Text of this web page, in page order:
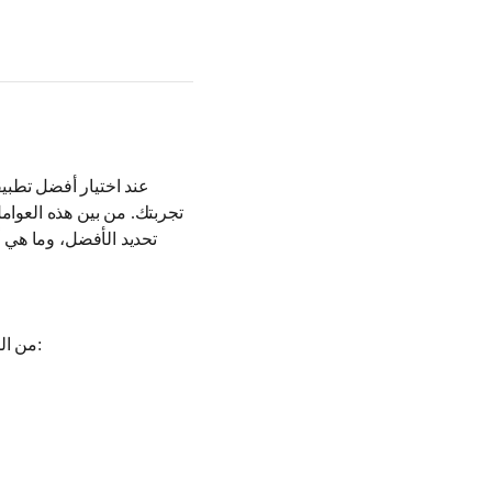
عند اختيار أفضل
تجربتك. من بين هذه
تحديد الأفضل، وما هي
من المهم جدًا أن تعرف ما هي المعايير التي يجب أن تعتمد عليها عند اختيار التطبيقات. تتضمن هذه المعايير: